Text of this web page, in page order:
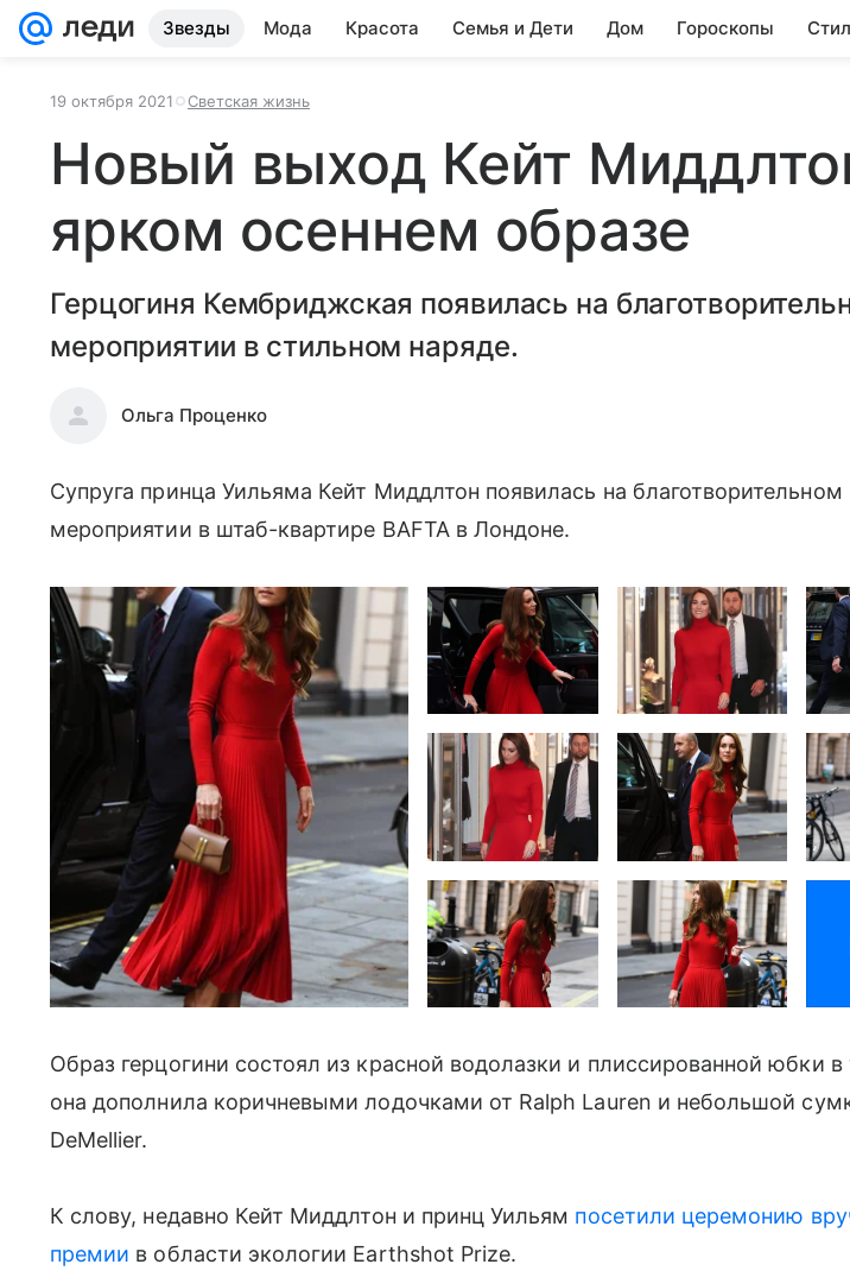
Звезды Мода Красота Семья и Дети Дом Гороскопы
19 октября 2021 Светская жизнь
Новый выход Кейт
ярком осеннем образе
Герцогиня Кембриджская появилась на
мероприятии в стильном наряде.
Ольга Проценко
Супруга принца Уильяма Кейт Миддлтон появилась на благотворительном
мероприятии в штаб-квартире BAFTA в Лондоне.
Образ герцогини состоял из красной водолазки и плиссированной юбки в
она дополнила коричневыми лодочками от Ralph Lauren и небольшой
DeMellier.
К слову, недавно Кейт Миддлтон и принц Уильям посетили церемонию
премии в области экологии Earthshot Prize.